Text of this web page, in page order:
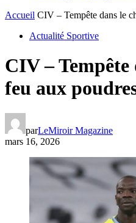
Accueil CIV – Tempête dans le
Actualité Sportive
CIV –
feu aux
parLeMiroir Magazine
mars 16, 2026